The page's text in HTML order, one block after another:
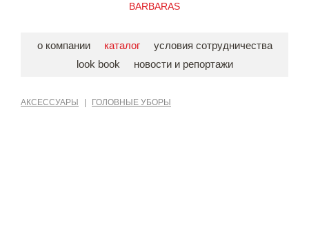
BARBARAS
о компании каталог
условия сотрудничества
look book
новости и репортажи
АКСЕССУАРЫ ГОЛОВНЫЕ УБОРЫ